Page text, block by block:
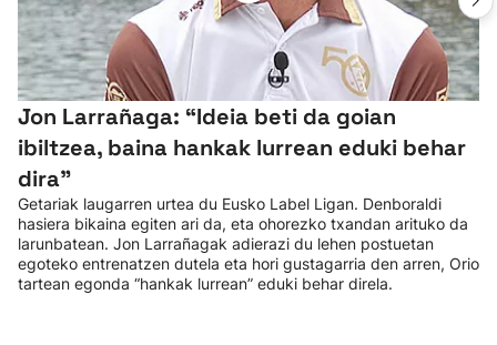
Jon Larrañaga: “Ideia beti da goian
ibiltzea, baina hankak lurrean eduki behar
dira”
Getariak laugarren urtea du Eusko Label Ligan. Denboraldi
hasiera bikaina egiten ari da, eta ohorezko txandan arituko da
larunbatean. Jon Larrañagak adierazi du lehen postuetan
egoteko entrenatzen dutela eta hori gustagarria den arren, Orio
tartean egonda “hankak lurrean” eduki behar direla.